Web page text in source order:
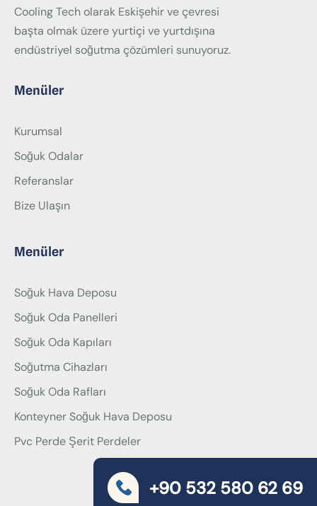
Cooling Tech olarak Eskişehir ve çevresi
başta olmak üzere yurtiçi ve yurtdışına
endüstriyel soğutma çözümleri sunuyoruz.
Menüler
Kurumsal
Soğuk Odalar
Referanslar
Bize Ulaşın
Menüler
Soğuk Hava Deposu
Soğuk Oda Panelleri
Soğuk Oda Kapıları
Soğutma Cihazları
Soğuk Oda Rafları
Konteyner Soğuk Hava Deposu
Pvc Perde Şerit Perdeler
+90 532 580 62 69